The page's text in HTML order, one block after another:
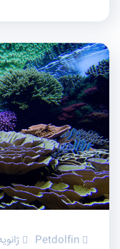
Petdolfin ژانویه 27,